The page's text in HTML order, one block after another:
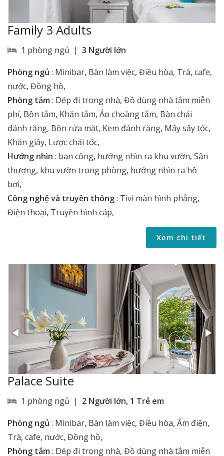
Family 3 Adults
1 phòng ngủ | 3 Người lớn
Phòng ngủ : Minibar, Bàn làm việc, Điều hòa, Trà, cafe,
nước, Đồng hồ,
Phòng tắm : Dép đi trong nhà, Đồ dùng nhà tắm miễn
phí, Bồn tắm, Khăn tắm, Áo choàng tắm, Bàn chải
đánh răng, Bồn rửa mặt, Kem đánh răng, Mấy sấy tóc,
Khăn giấy, Lược chải tóc,
Hướng nhìn : ban công, hướng nhìn ra khu vườn, Sân
thượng, khu vườn trong phòng, hướng nhìn ra hồ
bơi,
Công nghệ và truyền thông: Tivi màn hình phẳng,
Điện thoại, Truyền hình cáp,
Xem chi tiết
Palace Suite
1 phòng ngủ | 2 Người lớn, 1 Trẻ em
Phòng ngủ : Minibar, Bàn làm việc, Điều hòa, Ấm điện,
Trà, cafe, nước, Đồng hồ,
Phòng tắm : Dép đi trong nhà, Đồ dùng nhà tắm miễn